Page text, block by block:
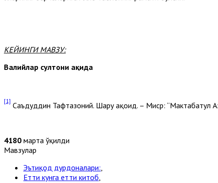
КЕЙИНГИ МАВЗУ:
Валийлар султони ҳақида
[1] Саъдуддин Тафтазоний. Шарҳу ақоид. – Миср: “Мактабатул
4180 марта ўқилди
Мавзулар
Эътиқод дурдоналари:,
Етти кунга етти китоб,